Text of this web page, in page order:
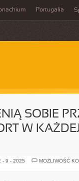
Portugalia
SOBIE
W
- 9 - 2025
MOŻLIWOŚĆ